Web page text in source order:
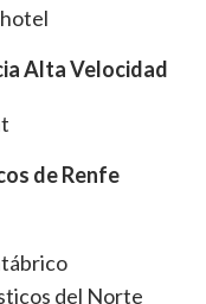
Alta Velocidad
de Renfe
del Norte